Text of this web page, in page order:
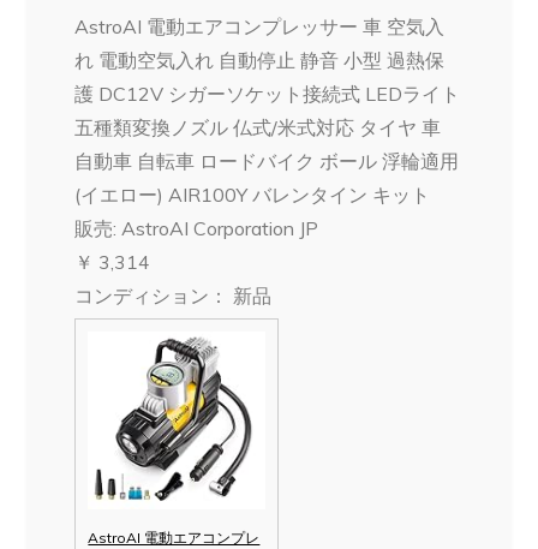
AstroAI 電動エアコンプレッサー 車 空気入
れ 電動空気入れ 自動停止 静音 小型 過熱保
護 DC12V シガーソケット接続式 LEDライト
五種類変換ノズル 仏式/米式対応 タイヤ 車
自動車 自転車 ロードバイク ボール 浮輪適用
(イエロー) AIR100Y バレンタイン キット
販売: AstroAI Corporation JP
￥ 3,314
コンディション： 新品
AstroAI 電動エアコンプレ